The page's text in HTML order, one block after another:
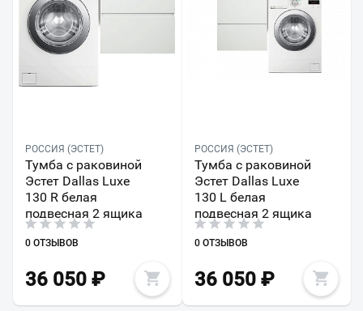
РОССИЯ (ЭСТЕТ)
Тумба с раковиной
Эстет Dallas Luxe
130 R белая
подвесная 2 ящика
0 ОТЗЫВОВ
36 050 ₽
РОССИЯ (ЭСТЕТ)
Тумба с раковиной
Эстет Dallas Luxe
130 L белая
подвесная 2 ящика
0 ОТЗЫВОВ
36 050₽